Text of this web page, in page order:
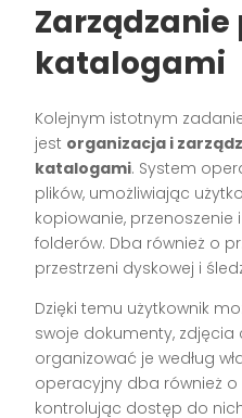
katalogami
Kolejnym istotnym
jest organizacja i
katalogami. System
plików, umożliwiając
kopiowanie, przenoszenie
folderów. Dba również o
przestrzeni dyskowej i
Dzięki temu użytkownik
swoje dokumenty,
organizować je według
operacyjny dba również
kontrolując dostęp do